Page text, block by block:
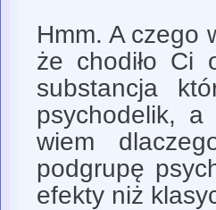
Hmm. A czego
że chodiło Ci
substancja
psychodelik,
wiem
podgrupę
efekty niż